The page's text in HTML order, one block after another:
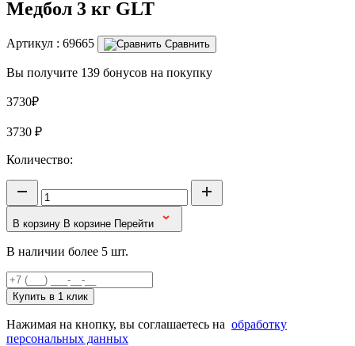
Медбол 3 кг GLT
Артикул : 69665 Сравнить
Вы получите 139 бонусов на покупку
3730₽
3730 ₽
Количество:
В корзину В корзине Перейти
В наличии более 5 шт.
Купить в 1 клик
Нажимая на кнопку, вы соглашаетесь на обработку
персональных данных